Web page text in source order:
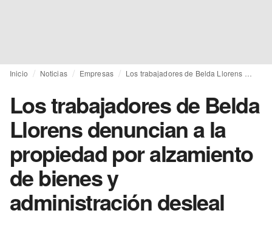
Inicio Noticias Empresas
Los trabajadores de Belda
Llorens denuncian a la
propiedad por alzamiento
de bienes y
administración desleal